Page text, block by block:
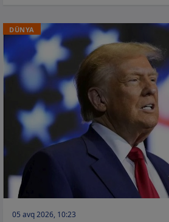
DÜNYA
05 avq 2026, 10:23